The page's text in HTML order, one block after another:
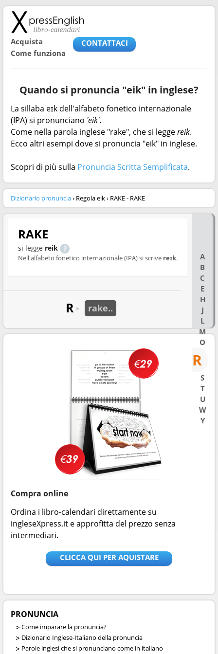
Acquista
Come funziona
CONTATTACI
Quando si pronuncia "eik" in inglese?
La sillaba eɪk dell'alfabeto fonetico internazionale
(IPA) si pronunciano 'eik'.
Come nella parola inglese "rake", che si leggereik.
Ecco altri esempi dove si pronuncia "eik" in inglese.
Scopri di più sulla Pronuncia Scritta Semplificata.
Dizionario pronuncia› Regola eik › RAKE - RAKE
A
B
C
E
H
J
L
M
O
R
S
T
U
W
Y
RAKE
si legge reik
Nell'alfabeto fonetico internazionale (IPA) si scrive reɪk.
R ► rake..
Compra online
Ordina i libro-calendari direttamente su
ingleseXpress.it e approfitta del prezzo senza
intermediari.
CLICCA QUI PER AQUISTARE
PRONUNCIA
Come imparare la pronuncia?
Dizionario Inglese-Italiano della pronuncia
Parole inglesi che si pronunciano come in italiano